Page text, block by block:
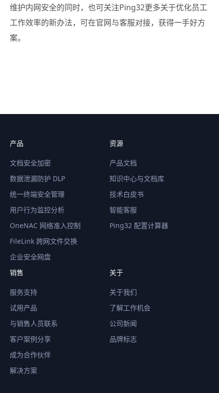
维护内网安全的同时，也可关注Ping32更多关于优化员工
工作效率的新办法，可在官网与客服对接，获得一手好方
案。
产品
文档安全加密
数据泄漏防护 DLP
统一终端安全管理
用户行为监控分析
OneNAC 网络准入控制
FileLink 跨网文件交换
企业安全网盘
资源
产品文档
知识中心与文档库
技术白皮书
智能客服
Ping32 配置计算器
销售
服务支持
试用产品
与销售人员联系
客户案例分享
成为合作伙伴
解决方案
关于
关于我们
了解工作机会
公司新闻
品牌标志